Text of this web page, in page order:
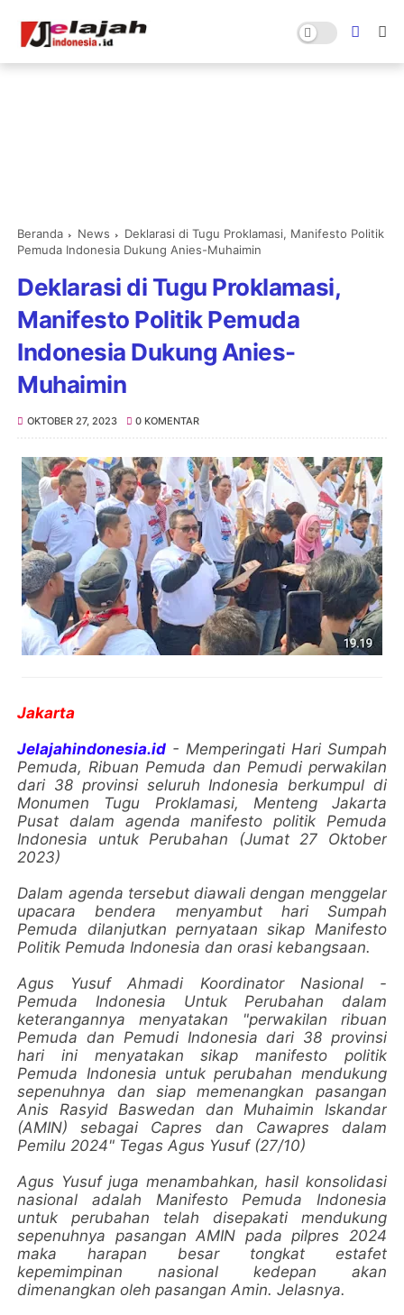
Beranda News
Deklarasi di Tugu Proklamasi, Manifesto Politik
Pemuda Indonesia Dukung Anies-Muhaimin
Deklarasi di Tugu Proklamasi,
Manifesto Politik Pemuda
Indonesia Dukung Anies-
Muhaimin
OKTOBER 27, 2023 0 KOMENTAR
Jakarta
Jelajahindonesia.id - Memperingati Hari Sumpah
Pemuda, Ribuan Pemuda dan Pemudi perwakilan
dari 38 provinsi seluruh Indonesia berkumpul di
Monumen Tugu Proklamasi, Menteng Jakarta
Pusat dalam agenda manifesto politik Pemuda
Indonesia untuk Perubahan (Jumat 27 Oktober
2023)
Dalam agenda tersebut diawali dengan menggelar
upacara bendera menyambut hari Sumpah
Pemuda dilanjutkan pernyataan sikap Manifesto
Politik Pemuda Indonesia dan orasi kebangsaan.
Agus Yusuf Ahmadi Koordinator Nasional -
Pemuda Indonesia Untuk Perubahan dalam
keterangannya menyatakan "perwakilan ribuan
Pemuda dan Pemudi Indonesia dari 38 provinsi
hari ini menyatakan sikap manifesto politik
Pemuda Indonesia untuk perubahan mendukung
sepenuhnya dan siap memenangkan pasangan
Anis Rasyid Baswedan dan Muhaimin Iskandar
(AMIN) sebagai Capres dan Cawapres dalam
Pemilu 2024" Tegas Agus Yusuf (27/10)
Agus Yusuf juga menambahkan, hasil konsolidasi
nasional adalah Manifesto Pemuda Indonesia
untuk perubahan telah disepakati mendukung
sepenuhnya pasangan AMIN pada pilpres 2024
maka harapan besar tongkat estafet
kepemimpinan nasional kedepan akan
dimenangkan oleh pasangan Amin. Jelasnya.